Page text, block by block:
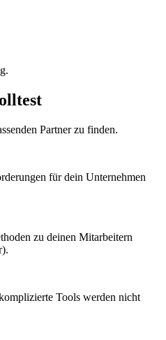
Partner zu finden.
für dein Unternehmen
zu deinen Mitarbeitern
Tools werden nicht